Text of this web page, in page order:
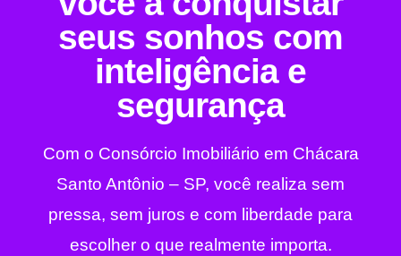
seus sonhos com
inteligência e
segurança
Com o Consórcio Imobiliário em Chácara
Santo Antônio – SP, você realiza sem
pressa, sem juros e com liberdade para
escolher o que realmente importa.